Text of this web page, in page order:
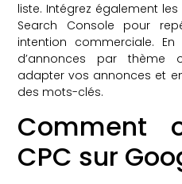
liste. Intégrez également
Search Console pour
intention commerciale.
d’annonces par thème
adapter vos annonces et
des mots-clés.
Comment
CPC sur